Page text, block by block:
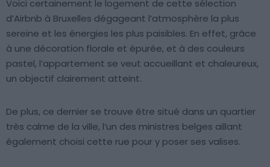
Voici certainement le logement de cette sélection
d’Airbnb à Bruxelles dégageant l’atmosphère la plus
sereine et les énergies les plus paisibles. En effet, grâce
à une décoration florale et épurée, et à des couleurs
pastel, l’appartement se veut accueillant et chaleureux,
un objectif clairement atteint.
De plus, ce dernier se trouve être situé dans un quartier
très calme de la ville, l’un des ministres belges aillant
également choisi cette rue pour y poser ses valises.